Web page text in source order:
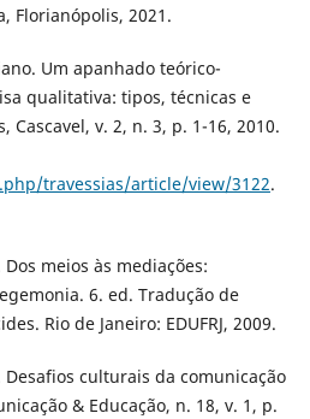
Florianópolis, 2021.
Um apanhado teórico-
qualitativa: tipos, técnicas e
Cascavel, v. 2, n. 3, p. 1-16, 2010.
travessias/article/view/3122.
Dos meios às mediações:
6. ed. Tradução de
Rio de Janeiro: EDUFRJ, 2009.
Desafios culturais da comunicação
& Educação, n. 18, v. 1, p.